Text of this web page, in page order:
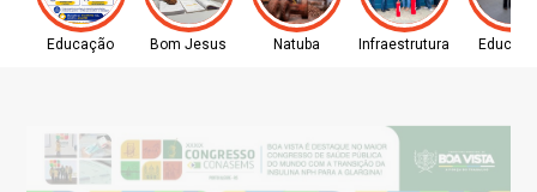
Educação Bom Jesus Natuba Infraestrutura